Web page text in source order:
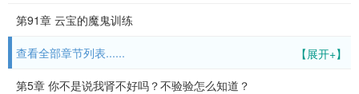
第91章 云宝的魔鬼训练
【展开+】
查看全部章节列表......
第5章 你不是说我肾不好吗？不验验怎么知道？